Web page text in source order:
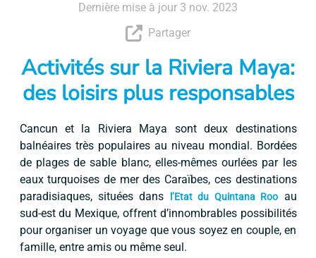
Dernière mise à jour 3 nov. 2023
Partager
Activités sur la Riviera Maya:
des loisirs plus responsables
Cancun et la Riviera Maya sont deux destinations
balnéaires très populaires au niveau mondial. Bordées
de plages de sable blanc, elles-mêmes ourlées par les
eaux turquoises de mer des Caraïbes, ces destinations
paradisiaques, situées dans
l’Etat du Quintana Roo au
sud-est du Mexique, offrent d’innombrables possibilités
pour organiser un voyage que vous soyez en couple, en
famille, entre amis ou même seul.